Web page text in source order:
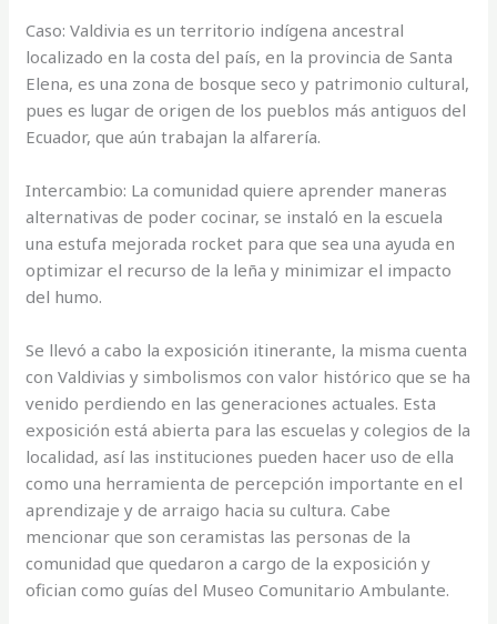
Caso: Valdivia es un territorio indígena ancestral
localizado en la costa del país, en la provincia de Santa
Elena, es una zona de bosque seco y patrimonio cultural,
pues es lugar de origen de los pueblos más antiguos del
Ecuador, que aún trabajan la alfarería.
Intercambio: La comunidad quiere aprender maneras
alternativas de poder cocinar, se instaló en la escuela
una estufa mejorada rocket para que sea una ayuda en
optimizar el recurso de la leña y minimizar el impacto
del humo.
Se llevó a cabo la exposición itinerante, la misma cuenta
con Valdivias y simbolismos con valor histórico que se ha
venido perdiendo en las generaciones actuales. Esta
exposición está abierta para las escuelas y colegios de la
localidad, así las instituciones pueden hacer uso de ella
como una herramienta de percepción importante en el
aprendizaje y de arraigo hacia su cultura. Cabe
mencionar que son ceramistas las personas de la
comunidad que quedaron a cargo de la exposición y
ofician como guías del Museo Comunitario Ambulante.